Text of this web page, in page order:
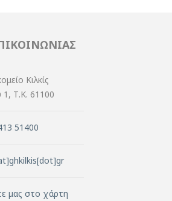
Κιλκίς
1, Τ.Κ. 61100
51400
μας στο χάρτη